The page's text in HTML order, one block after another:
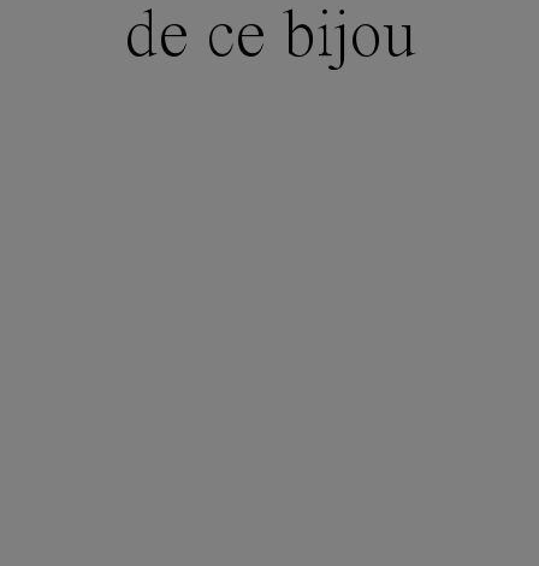
de ce bijou